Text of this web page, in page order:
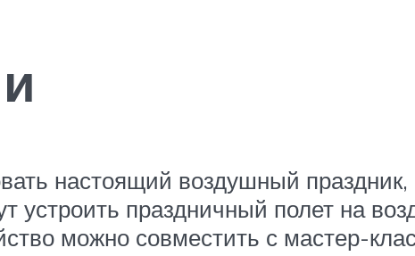
настоящий воздушный
устроить праздничный полет на
можно совместить с мастер-